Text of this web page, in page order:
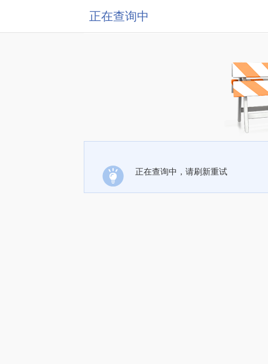
正在查询中
正在查询中，请刷新重试